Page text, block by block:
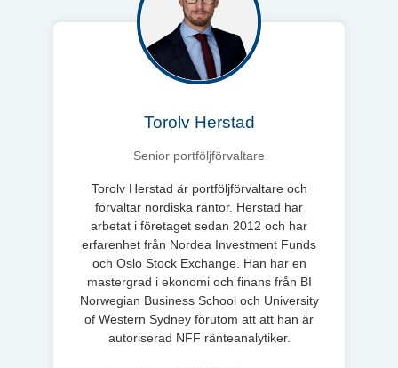
Torolv Herstad
Senior portföljförvaltare
Torolv Herstad är portföljförvaltare och
förvaltar nordiska räntor. Herstad har
arbetat i företaget sedan 2012 och har
erfarenhet från Nordea Investment Funds
och Oslo Stock Exchange. Han har en
mastergrad i ekonomi och finans från BI
Norwegian Business School och University
of Western Sydney förutom att att han är
autoriserad NFF ränteanalytiker.